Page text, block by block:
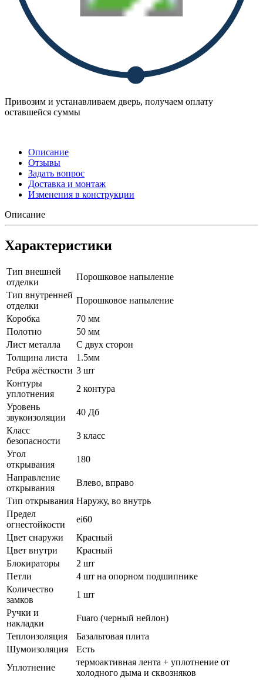
Привозим и устанавливаем дверь, получаем оплату
оставшейся суммы
Описание
Отзывы
Задать вопрос
Доставка и монтаж
Изменения в конструкции
Описание
Характеристики
Тип внешней
отделки
Порошковое напыление
Тип внутренней
отделки
Порошковое напыление
Коробка
70 мм
Полотно
50 мм
Лист металла
С двух сторон
Толщина листа
1.5мм
Ребра жёсткости 3 шт
Контуры
уплотнения
2 контура
Уровень
звукоизоляции
40 Дб
Класс
безопасности
3 класс
Угол
открывания
180
Направление
открывания
Влево, вправо
Тип открывания Наружу, во внутрь
Предел
огнестойкости
ei60
Цвет снаружи
Красный
Цвет внутри
Красный
Блокираторы
2 шт
Петли
4 шт на опорном подшипнике
Количество
замков
1 шт
Ручки и
накладки
Fuaro (черный нейлон)
Теплоизоляция
Базальтовая плита
Шумоизоляция
Есть
Уплотнение
термоактивная лента + уплотнение от
холодного дыма и сквозняков